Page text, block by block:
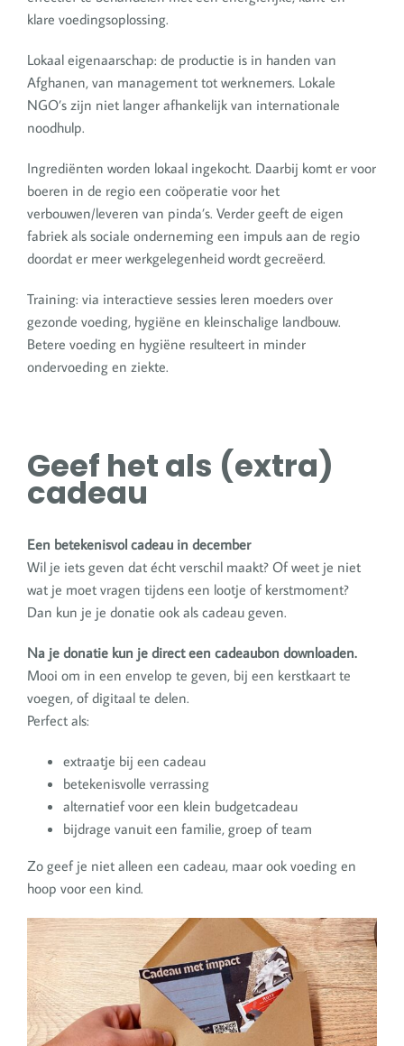
klare voedingsoplossing.
Lokaal eigenaarschap: de productie is in handen van
Afghanen, van management tot werknemers. Lokale
NGO’s zijn niet langer afhankelijk van internationale
noodhulp.
Ingrediënten worden lokaal ingekocht. Daarbij komt er voor
boeren in de regio een coöperatie voor het
verbouwen/leveren van pinda’s. Verder geeft de eigen
fabriek als sociale onderneming een impuls aan de regio
doordat er meer werkgelegenheid wordt gecreëerd.
Training: via interactieve sessies leren moeders over
gezonde voeding, hygiëne en kleinschalige landbouw.
Betere voeding en hygiëne resulteert in minder
ondervoeding en ziekte.
Geef het als (extra)
cadeau
Een betekenisvol cadeau in december
Wil je iets geven dat écht verschil maakt? Of weet je niet
wat je moet vragen tijdens een lootje of kerstmoment?
Dan kun je je donatie ook als cadeau geven.
Na je donatie kun je direct een cadeaubon downloaden.
Mooi om in een envelop te geven, bij een kerstkaart te
voegen, of digitaal te delen.
Perfect als:
extraatje bij een cadeau
betekenisvolle verrassing
alternatief voor een klein budgetcadeau
bijdrage vanuit een familie, groep of team
Zo geef je niet alleen een cadeau, maar ook voeding en
hoop voor een kind.